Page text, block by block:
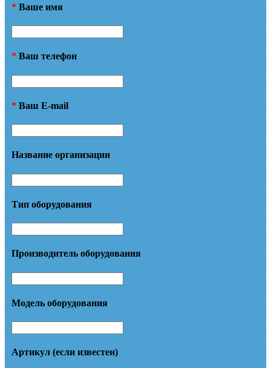
* Ваше имя
* Ваш телефон
* Ваш E-mail
Название организации
Тип оборудования
Производитель оборудования
Модель оборудования
Артикул (если известен)